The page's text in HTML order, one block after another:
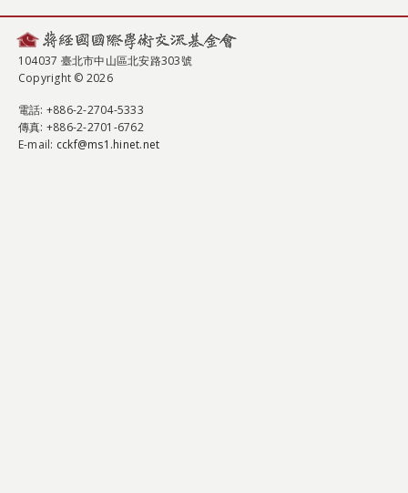
104037 臺北市中山區北安路303號
Copyright © 2026
電話: +886-2-2704-5333
傳真: +886-2-2701-6762
E-mail: cckf@ms1.hinet.net